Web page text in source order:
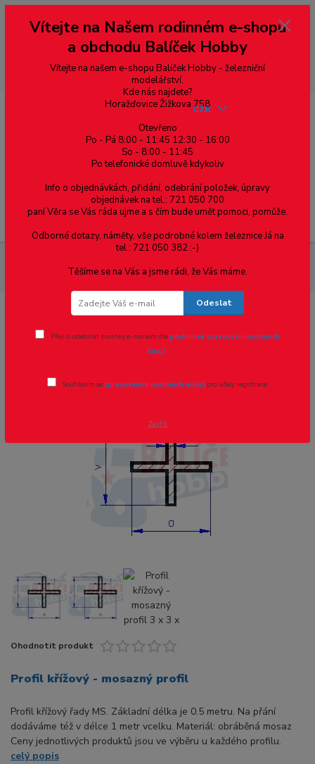
--- pro zákazníky ze Slovenska a jiných zemí, pokud chcete platit v eurech
přepněte si e-shop na euro 💶 pro přepočet měny - pravý horní roh ---
dobírky – pokud si z nějakého důvodu zásilku nevyzvednete, bude po
domluvě zaslána znovu s opětovnou platbou za poštovné, v opačném
případě bude zrušena a účet přidán na blacklist a rušeny následující
objednávky.
Menu
CZK
0.5, cena za 0.5m
0.5, cena za 0.5m
Ohodnotit produkt
Profil křížový - mosazný profil
Profil křížový řady MS. Základní délka je 0.5 metru. Na přání
dodáváme též v délce 1 metr vcelku. Materiál: obráběná mosaz
Ceny jednotlivých produktů jsou ve výběru u každého profilu.
celý popis
Vítejte na Našem rodinném e-shopu
a obchodu Balíček Hobby
Vítejte na našem e-shopu Balíček Hobby - železniční
modelářství.
Kde nás najdete?
Horažďovice Žižkova 758
Otevřeno
Po - Pá 8:00 - 11:45 12:30 - 16:00
So - 8:00 - 11:45
Po telefonické domluvě kdykoliv
Info o objednávkách, přidání, odebrání položek, úpravy
objednávek na tel.: 721 050 700
paní Věra se Vás ráda ujme a s čím bude umět pomoci, pomůže.
Odborné dotazy, náměty, vše podrobné kolem železnice Já na
tel.: 721 050 382 :-)
Těšíme se na Vás a jsme rádi, že Vás máme.
Odeslat
Přeji si odebírat novinky e-mailem dlepodmínek zpracování osobních
údajů.
Souhlasím se zpracováním osobních údajů pro účely registrace.
Zavřít